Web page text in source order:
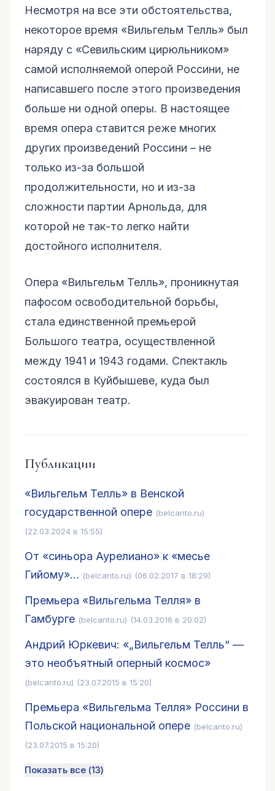
Несмотря на все эти обстоятельства,
некоторое время «Вильгельм Телль» был
наряду с «Севильским цирюльником»
самой исполняемой оперой Россини, не
написавшего после этого произведения
больше ни одной оперы. В настоящее
время опера ставится реже многих
других произведений Россини – не
только из-за большой
продолжительности, но и из-за
сложности партии Арнольда, для
которой не так-то легко найти
достойного исполнителя.
Опера «Вильгельм Телль», проникнутая
пафосом освободительной борьбы,
стала единственной премьерой
Большого театра, осуществленной
между 1941 и 1943 годами. Спектакль
состоялся в Куйбышеве, куда был
эвакуирован театр.
Публикации
«Вильгельм Телль» в Венской
государственной опере (belcanto.ru)
(22.03.2024 в 15:55)
От «синьора Аурелиано» к «месье
Гийому»… (belcanto.ru) (06.02.2017 в 18:29)
Премьера «Вильгельма Телля» в
Гамбурге (belcanto.ru) (14.03.2016 в 20:02)
Андрий Юркевич: «„Вильгельм Телль“ —
это необъятный оперный космос»
(belcanto.ru) (23.07.2015 в 15:20)
Премьера «Вильгельма Телля» Россини в
Польской национальной опере (belcanto.ru)
(23.07.2015 в 15:20)
Показать все (13)